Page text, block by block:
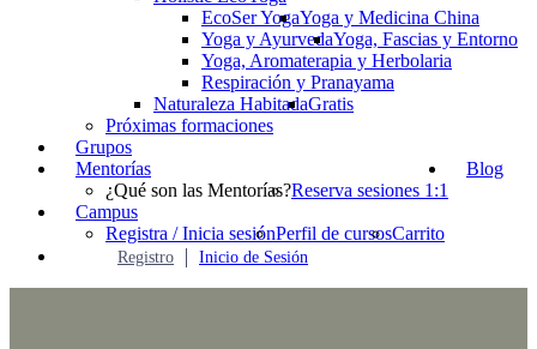
EcoSer YogaYoga y Medicina China
Yoga y AyurvedaYoga, Fascias y Entorno
Yoga, Aromaterapia y Herbolaria
Respiración y Pranayama
Naturaleza HabitadaGratis
Próximas formaciones
Grupos
Mentorías
¿Qué son las Mentorías?Reserva sesiones 1:1
Blog
Campus
Registra / Inicia sesiónPerfil de cursosCarrito
Registro Inicio de Sesión